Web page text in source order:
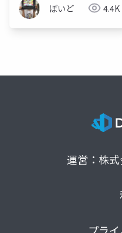
ぼいど 4.4K
運営：株
プラ